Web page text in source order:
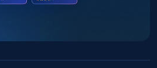
Commencer
from shops on eBay